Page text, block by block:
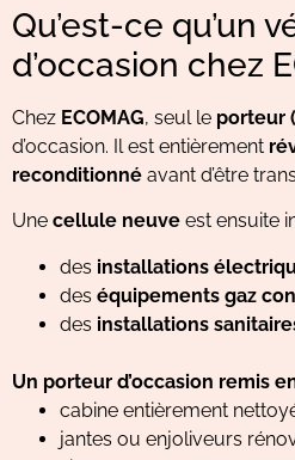
Qu’est-ce qu’un
d’occasion chez
Chez ECOMAG, seul le porteur
d’occasion. Il est entièrement
reconditionné avant d’être
Une cellule neuve est ensuite
des installations
des équipements gaz
des installations
Un porteur d’occasion remis
cabine entièrement
jantes ou enjoliveurs